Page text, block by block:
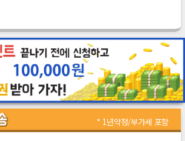
* 1년약정/부가세 포함